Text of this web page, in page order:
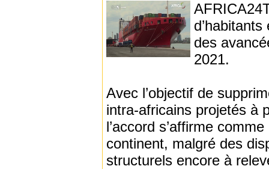
des
2021.
Avec l’objectif de
intra-africains projetés à
l’accord s’affirme
continent, malgré des
structurels encore à